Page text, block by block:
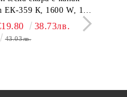
180 кг, LCD
стъкло
30x30x2.4
20.54лв.
ЕК-359 К, 1600 W, 12
тръбни
38.73лв.
43.03лв.